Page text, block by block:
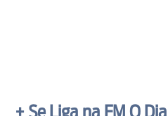
+ Se Liga na FM O Dia